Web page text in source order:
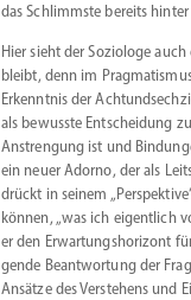
das Schlimmste bereits
Hier sieht der Soziologe
bleibt, denn im
Erkenntnis der
als bewusste Entscheidung
Anstrengung ist und
ein neuer Adorno, der als
drückt in seinem
können, „was ich eigentlich
er den Erwar­tungs­ho­rizont
gende Beant­wortung der
Ansätze des Verstehens und